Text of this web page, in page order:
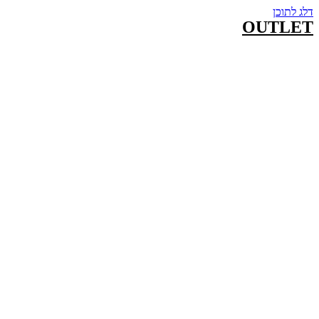
דלג לתוכן
OUTLET